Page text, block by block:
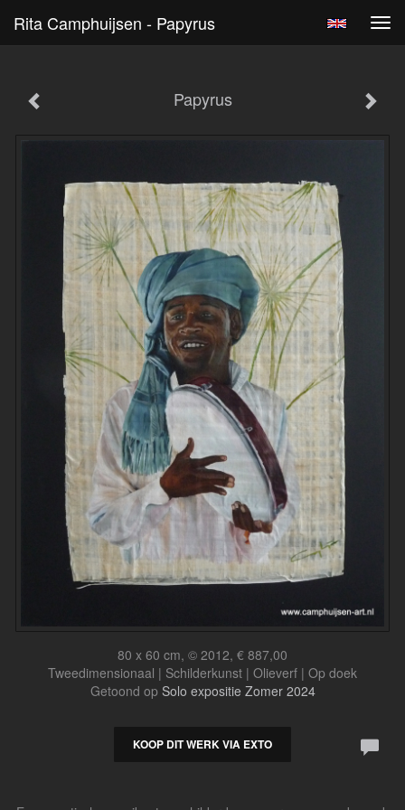
Rita Camphuijsen - Papyrus
Papyrus
80 x 60 cm, © 2012, € 887,00
Tweedimensionaal | Schilderkunst | Olieverf | Op doek
Getoond op Solo expositie Zomer 2024
KOOP DIT WERK VIA EXTO